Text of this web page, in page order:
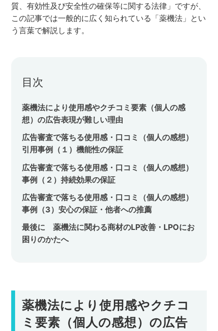
質、有効性及び安全性の確保等に関する法律」ですが、
この記事では一般的に広く知られている「薬機法」とい
う言葉で解説します。
目次
薬機法により使用感やクチコミ要素（個人の感
想）の広告表現が難しい理由
広告審査で落ちる使用感・口コミ（個人の感想）
引用事例（１）機能性の保証
広告審査で落ちる使用感・口コミ（個人の感想）
事例（２）持続効果の保証
広告審査で落ちる使用感・口コミ（個人の感想）
事例（3）安心の保証・他者への推薦
最後に 薬機法に関わる商材のLP改善・LPOにお
困りのかたへ
薬機法により使用感やクチコ
ミ要素（個人の感想）の広告